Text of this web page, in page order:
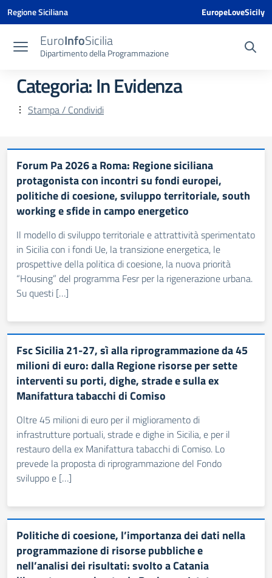
Vai ai contenuti
Vai al menu di navigazione
Vai al footer
Vai al banner delle Cookie Policy
Regione Siciliana EuropeLoveSicily
EuroInfoSicilia
Dipartimento della Programmazione
Categoria:In Evidenza
Stampa / Condividi
Forum Pa 2026 a Roma: Regione siciliana
protagonista con incontri su fondi europei,
politiche di coesione, sviluppo territoriale, south
working e sfide in campo energetico
Il modello di sviluppo territoriale e attrattività sperimentato
in Sicilia con i fondi Ue, la transizione energetica, le
prospettive della politica di coesione, la nuova priorità
“Housing” del programma Fesr per la rigenerazione urbana.
Su questi […]
Fsc Sicilia 21-27, sì alla riprogrammazione da 45
milioni di euro: dalla Regione risorse per sette
interventi su porti, dighe, strade e sulla ex
Manifattura tabacchi di Comiso
Oltre 45 milioni di euro per il miglioramento di
infrastrutture portuali, strade e dighe in Sicilia, e per il
restauro della ex Manifattura tabacchi di Comiso. Lo
prevede la proposta di riprogrammazione del Fondo
sviluppo e […]
Politiche di coesione, l’importanza dei dati nella
programmazione di risorse pubbliche e
nell’analisi dei risultati: svolto a Catania